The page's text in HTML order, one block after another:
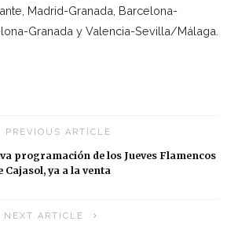
Madrid-Granada, Barcelona-
Granada y Valencia-Sevilla/Málaga.
PREVIOUS ARTICLE
programación de los Jueves Flamencos
Cajasol, ya a la venta
NEXT ARTICLE